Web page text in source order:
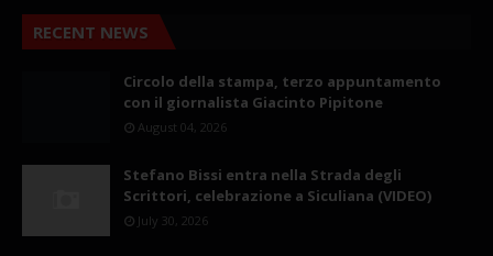
RECENT NEWS
Circolo della stampa, terzo appuntamento
con il giornalista Giacinto Pipitone
August 04, 2026
Stefano Bissi entra nella Strada degli
Scrittori, celebrazione a Siculiana (VIDEO)
July 30, 2026